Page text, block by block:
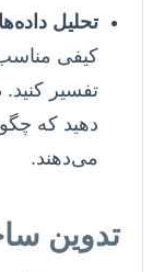
تحلیل
کیفی
تفسیر
دهید که
می‌دهند.
تدوین